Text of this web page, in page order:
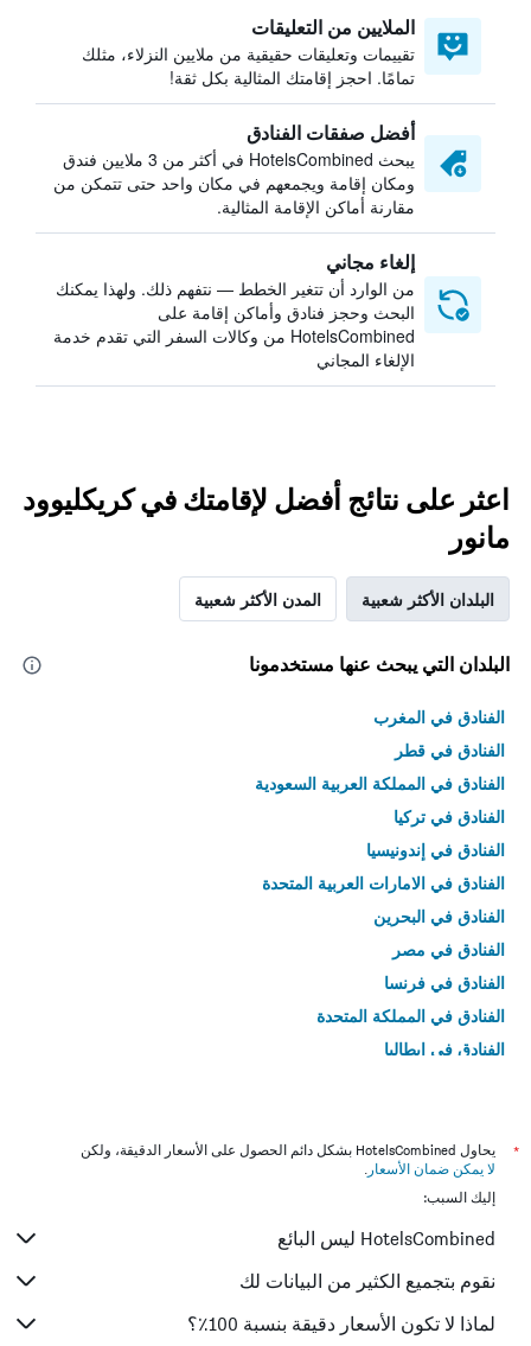
الملايين من التعليقات
تقييمات وتعليقات حقيقية من ملايين النزلاء، مثلك
تمامًا. احجز إقامتك المثالية بكل ثقة!
أفضل صفقات الفنادق
يبحث HotelsCombined في أكثر من 3 ملايين فندق
ومكان إقامة ويجمعهم في مكان واحد حتى تتمكن من
مقارنة أماكن الإقامة المثالية.
إلغاء مجاني
من الوارد أن تتغير الخطط — نتفهم ذلك. ولهذا يمكنك
البحث وحجز فنادق وأماكن إقامة على
HotelsCombined من وكالات السفر التي تقدم خدمة
الإلغاء المجاني
اعثر على نتائج أفضل لإقامتك في كريكليوود
مانور
البلدان الأكثر شعبية المدن الأكثر شعبية
البلدان التي يبحث عنها مستخدمونا
الفنادق في المغرب
الفنادق في قطر
الفنادق في المملكة العربية السعودية
الفنادق في تركيا
الفنادق في إندونيسيا
الفنادق في الامارات العربية المتحدة
الفنادق في البحرين
الفنادق في مصر
الفنادق في فرنسا
الفنادق في المملكة المتحدة
الفنادق في إيطاليا
*
يحاول HotelsCombined بشكل دائم الحصول على الأسعار الدقيقة، ولكن
لا يمكن ضمان الأسعار .
إليك السبب:
HotelsCombined ليس البائع
نقوم بتجميع الكثير من البيانات لك
لماذا لا تكون الأسعار دقيقة بنسبة 100٪؟